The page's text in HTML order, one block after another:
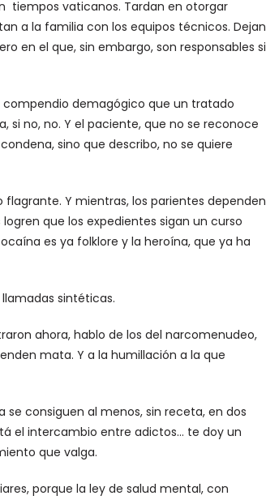
tiempos vaticanos. Tardan en otorgar
a la familia con los equipos técnicos. Dejan
en el que, sin embargo, son responsables si
compendio demagógico que un tratado
si no, no. Y el paciente, que no se reconoce
sino que describo, no se quiere
Y mientras, los parientes dependen
que los expedientes sigan un curso
es ya folklore y la heroína, que ya ha
sintéticas.
ahora, hablo de los del narcomenudeo,
mata. Y a la humillación a la que
consiguen al menos, sin receta, en dos
el intercambio entre adictos… te doy un
que valga.
porque la ley de salud mental, con